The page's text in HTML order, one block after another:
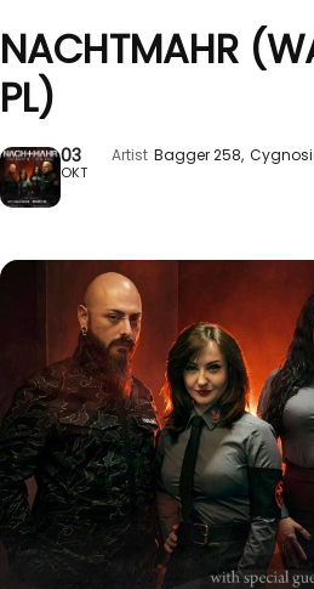
NACHTMAHR
PL)
03
OKT
Artist Bagger 258,